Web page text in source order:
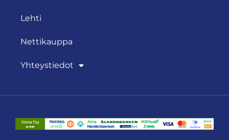
Lehti
Nettikauppa
Yhteystiedot